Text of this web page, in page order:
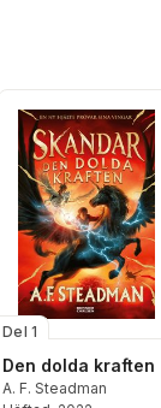
Del 1
Den dolda kraften
A. F. Steadman